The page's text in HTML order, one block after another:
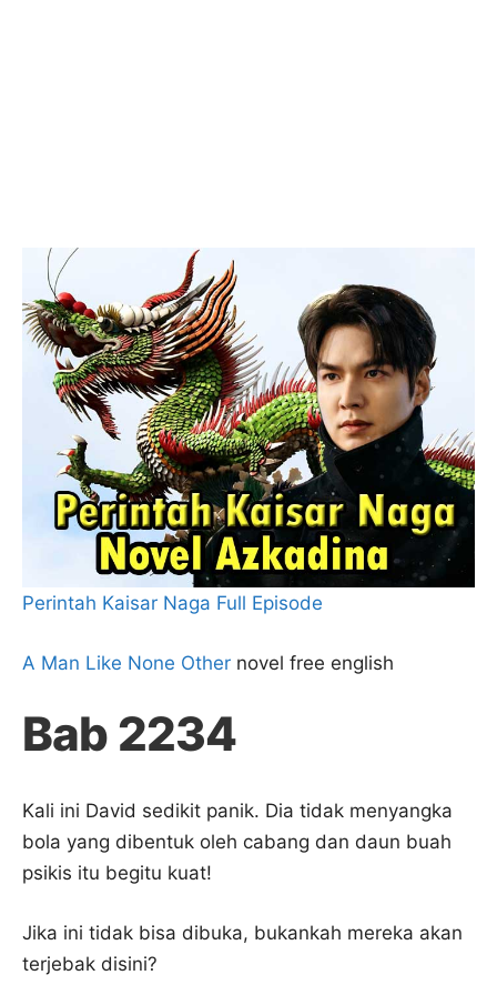
Perintah Kaisar Naga Full Episode
A Man Like None Other novel free english
Bab 2234
Kali ini David sedikit panik. Dia tidak menyangka
bola yang dibentuk oleh cabang dan daun buah
psikis itu begitu kuat!
Jika ini tidak bisa dibuka, bukankah mereka akan
terjebak disini?